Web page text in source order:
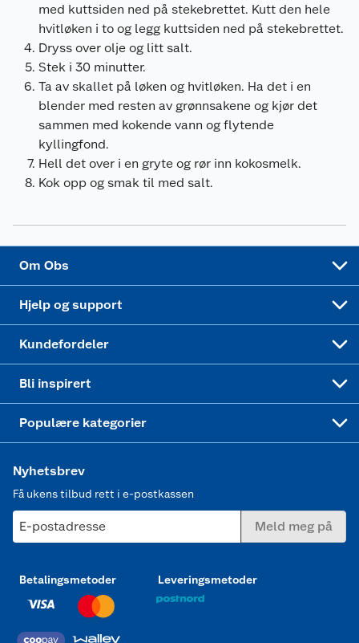
med kuttsiden ned på stekebrettet. Kutt den hele
hvitløken i to og legg kuttsiden ned på stekebrettet.
Dryss over olje og litt salt.
Stek i 30 minutter.
Ta av skallet på løken og hvitløken. Ha det i en
blender med resten av grønnsakene og kjør det
sammen med kokende vann og flytende
kyllingfond.
Hell det over i en gryte og rør inn kokosmelk.
Kok opp og smak til med salt.
Om Obs
Coop kjeder
Ledige stillinger
Bærekraft
Sikkerhetsdatablad
Samvirkelag
Hjelp og support
Betalingsalternativer
Leveringsalternativer
Pakkesporing
Sikkerhetsdatablad
Kjøpsvilkår
Kundefordeler
Åpent kjøp
Coop medlem
Retur av el-avfall
Klikk og hent
Bli inspirert
Festdrakter til hele familien
Populære kategorier
Trampoline
Hagemøbler og utemøbler
Nyhetsbrev
Få ukens tilbud rett i e-postkassen
E-postadresse Meld meg på
Betalingsmetoder Leveringsmetoder